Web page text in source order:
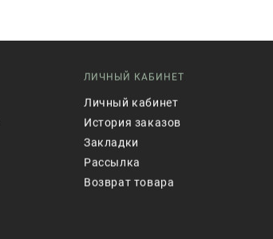
ЛИЧНЫЙ КАБИНЕТ
Личный кабинет
История заказов
Закладки
Рассылка
Возврат товара